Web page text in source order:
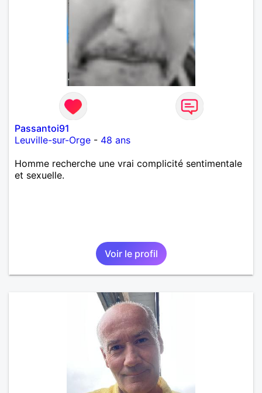
Passantoi91
Leuville-sur-Orge - 48 ans
Homme recherche une vrai complicité sentimentale
et sexuelle.
Voir le profil